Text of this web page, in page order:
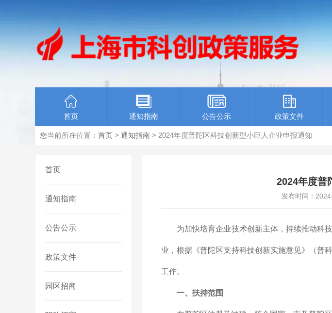
首页 通知指南 公告公示 政策文件
您当前所在位置： 首页 > 通知指南 > 2024年度普陀区科技创新型小巨人企业申报通知
首页
通知指南
公告公示
政策文件
园区招商
2024年度普
发布时间：
为加快培育企业技术创新主体，持续推动科
业，根据《普陀区支持科技创新实施意见》（普
工作。
一、扶持范围